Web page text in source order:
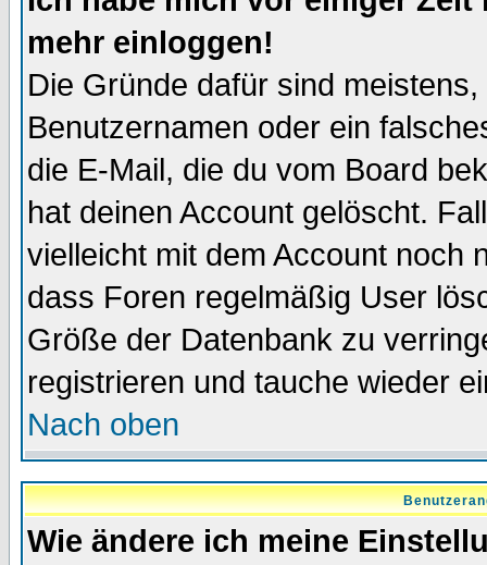
mehr einloggen!
Die Gründe dafür sind
Benutzernamen oder ein
die E-Mail, die du vom Board
hat deinen Account gelöscht.
vielleicht mit dem Account noch
dass Foren regelmäßig User
Größe der Datenbank zu
registrieren und tauche wieder
Nach oben
Wie ändere ich meine